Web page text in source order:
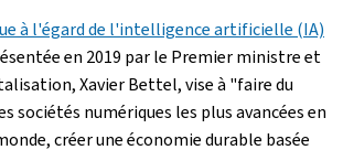
à l'égard de l'intelligence artificielle (IA)
en 2019 par le Premier ministre et
Xavier Bettel, vise à "faire du
sociétés numériques les plus avancées en
créer une économie durable basée